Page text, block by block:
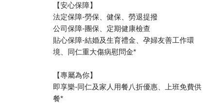
【安心保障】
法定保障-勞保、健保、勞退提撥
公司保障-團保、定期健康檢查
貼心保障-結婚及生育禮金、孕婦友善工作環
境、同仁重大傷病慰問金*
【專屬為你】
即享樂-同仁及家人用餐八折優惠、上班免費供
餐*